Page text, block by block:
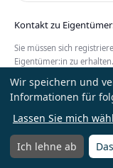
Kontakt zu
Sie müssen sich
Eigentümer:in zu erhalten.
Anmelden oder
Wir speichern und
Informationen für
Lassen Sie mich
Ich lehne ab